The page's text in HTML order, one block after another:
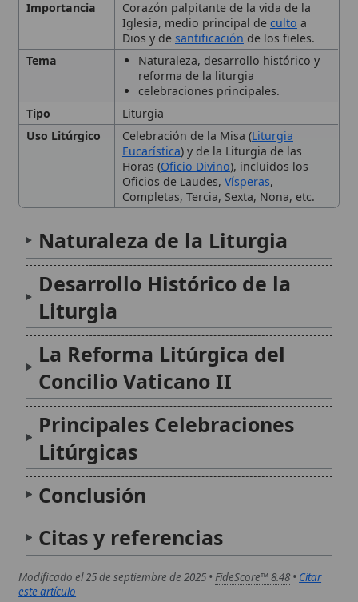
Naturaleza de la Liturgia
Desarrollo Histórico de la
Liturgia
La Reforma Litúrgica del
Concilio Vaticano II
Principales Celebraciones
Litúrgicas
Conclusión
Citas y referencias
Modificado el 25 de septiembre de 2025 •
este artículo
Arca sagrada
El término «Arca Sagrada» en la tradición
católica se refiere principalmente a dos
conceptos distintos pero interconectados: el
Arca de la Alianza del Antiguo Testamento y,
por extensión simbólica, a María como el Arca
de la Nueva Alianza, así como...
Basílica de la Sagrada Familia
La Basílica y Templo Expiatorio de la Sagrada
Familia, comúnmente conocida como la
Sagrada Familia, es una monumental basílica
católica en Barcelona, España, diseñada por
la construcción de este templo expiatorio ha
continuado...